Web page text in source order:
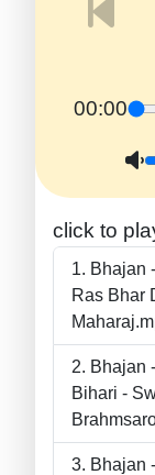
00:00
click to
Bhajan
Ras Bhar
Bhajan
Bihari -
Bhajan